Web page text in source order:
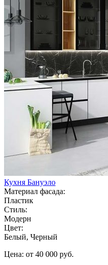
Кухня Бануэло
Материал фасада:
Пластик
Стиль:
Модерн
Цвет:
Белый, Черный
Цена: от 40 000 руб.